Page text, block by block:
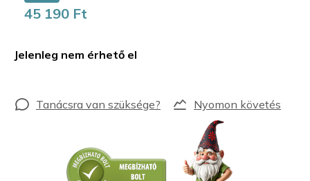
45 190 Ft
Jelenleg nem érhető el
Nyomon követés